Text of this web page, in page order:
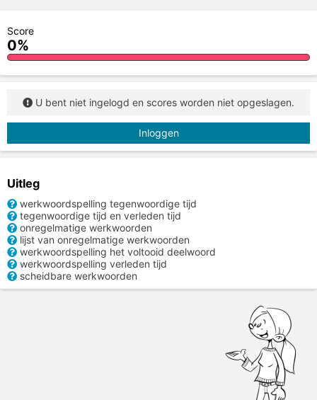
U bent niet ingelogd en scores worden niet opgeslagen.
Inloggen
Score
0%
Uitleg
werkwoordspelling tegenwoordige tijd
tegenwoordige tijd en verleden tijd
onregelmatige werkwoorden
lijst van onregelmatige werkwoorden
werkwoordspelling het voltooid deelwoord
werkwoordspelling verleden tijd
scheidbare werkwoorden